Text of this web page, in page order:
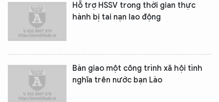
Hỗ trợ HSSV trong thời gian thực
hành bị tai nạn lao động
Bàn giao một công trình xã hội tình
nghĩa trên nước bạn Lào